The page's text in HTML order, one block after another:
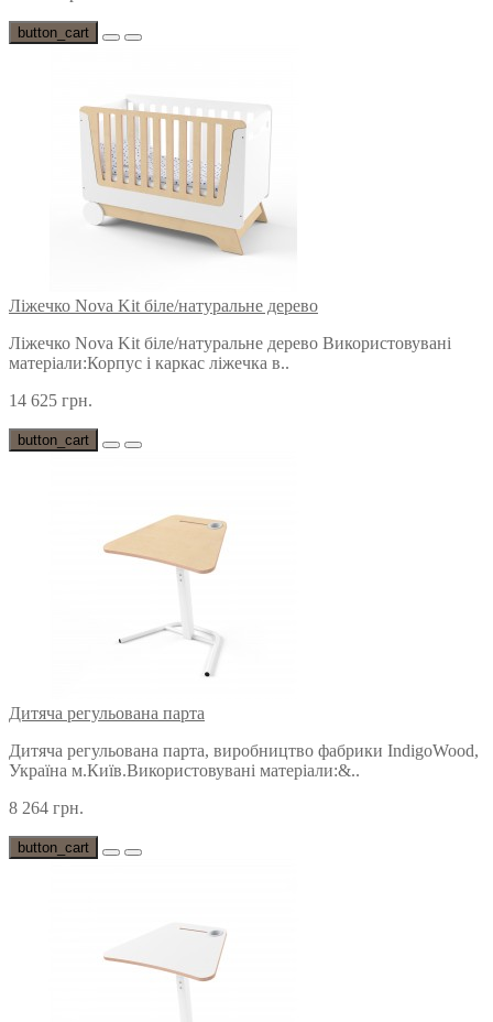
button_cart
Ліжечко Nova Kit біле/натуральне дерево
Ліжечко Nova Kit біле/натуральне дерево Використовувані
матеріали:Корпус і каркас ліжечка в..
14 625 грн.
button_cart
Дитяча регульована парта
Дитяча регульована парта, виробництво фабрики IndigoWood,
Україна м.Київ.Використовувані матеріали:&..
8 264 грн.
button_cart